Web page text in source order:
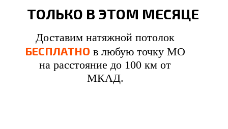
ТОЛЬКО В ЭТОМ МЕСЯЦЕ
Доставим натяжной потолок
БЕСПЛАТНО в любую точку МО
на расстояние до 100 км от
МКАД.